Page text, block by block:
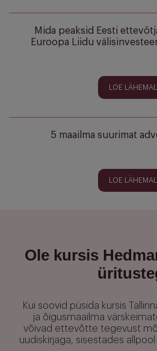
Mida peaksid Eesti
Euroopa Liidu
LOE
5 maailma suurimat
LOE
Ole kursis
Kui soovid püsida kursis
ja õigusmaailma
võivad ettevõtte tegevust
uudiskirjaga, sisestades